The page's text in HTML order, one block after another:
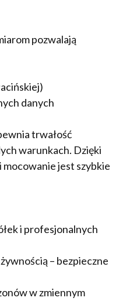
pozwalają
danych
trwałość
warunkach. Dzięki
jest szybkie
i profesjonalnych
– bezpieczne
w zmiennym